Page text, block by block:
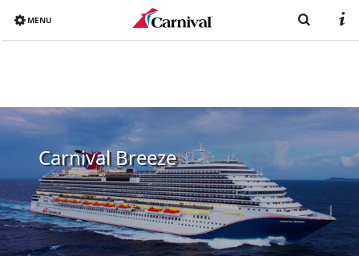
Bereits gebucht?
Reiseziele
Buchen
Schiffe
Urlaub mit Carnival
MENU
Carnival Breeze